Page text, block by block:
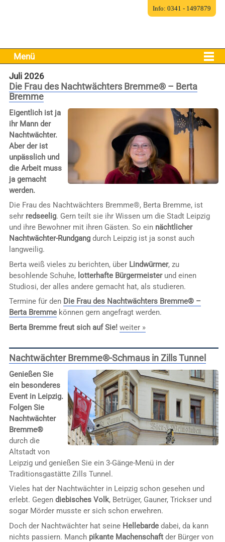
Menü
Juli 2026
Die Frau des Nachtwächters Bremme® – Berta
Bremme
Eigentlich ist ja
ihr Mann der
Nachtwächter.
Aber der ist
unpässlich und
die Arbeit muss
ja gemacht
werden.
Die Frau des Nachtwächters Bremme®, Berta Bremme, ist
sehr redseelig. Gern teilt sie ihr Wissen um die Stadt Leipzig
und ihre Bewohner mit ihren Gästen. So ein nächtlicher
Nachtwächter-Rundgangdurch Leipzig ist ja sonst auch
langweilig.
Berta weiß vieles zu berichten, über Lindwürmer, zu
besohlende Schuhe, lotterhafte Bürgermeisterund einen
Studiosi, der alles andere gemacht hat, als studieren.
Termine für den Die Frau des Nachtwächters Bremme® –
Berta Bremmekönnen gern angefragt werden.
Berta Bremme freut sich auf Sie! weiter »
Nachtwächter Bremme®-Schmaus in Zills Tunnel
Genießen Sie
ein besonderes
Event in Leipzig.
Folgen Sie
Nachtwächter
Bremme®
durch die
Altstadt von
Leipzig und genießen Sie ein 3-Gänge-Menü in der
Traditionsgastätte Zills Tunnel.
Vieles hat der Nachtwächter in Leipzig schon gesehen und
erlebt. Gegen diebisches Volk, Betrüger, Gauner, Trickser und
sogar Mörder musste er sich schon erwehren.
Doch der Nachtwächter hat seine Hellebardedabei, da kann
nichts passiern. Manch pikante Machenschaftder Bürger von
Info: 0341 - 1497879